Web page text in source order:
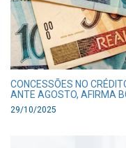
CONCESSÕES NO
ANTE AGOSTO, AFIRMA
29/10/2025